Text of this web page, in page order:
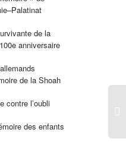
de la
anniversaire
de la Shoah
contre l’oubli
des enfants